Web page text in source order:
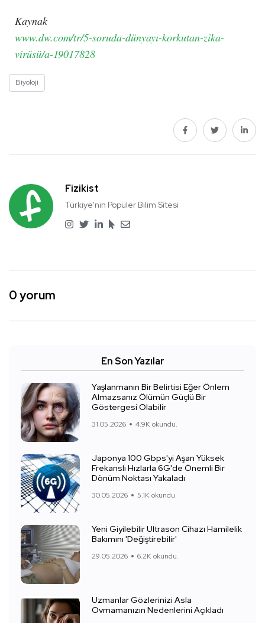
Kaynak
www.dw.com/tr/5-soruda-dünyayı-korkutan-zika-
virüsü/a-19017828
Biyoloji
Fizikist
Türkiye'nin Popüler Bilim Sitesi
0 yorum
En Son Yazılar
Yaşlanmanın Bir Belirtisi Eğer Önlem
Almazsanız Ölümün Güçlü Bir
Göstergesi Olabilir
31.05.2026 4.9K okundu.
Japonya 100 Gbps'yi Aşan Yüksek
Frekanslı Hızlarla 6G'de Önemli Bir
Dönüm Noktası Yakaladı
30.05.2026 5.1K okundu.
Yeni Giyilebilir Ultrason Cihazı Hamilelik
Bakımını 'Değiştirebilir'
29.05.2026 6.2K okundu.
Uzmanlar Gözlerinizi Asla
Ovmamanızın Nedenlerini Açıkladı